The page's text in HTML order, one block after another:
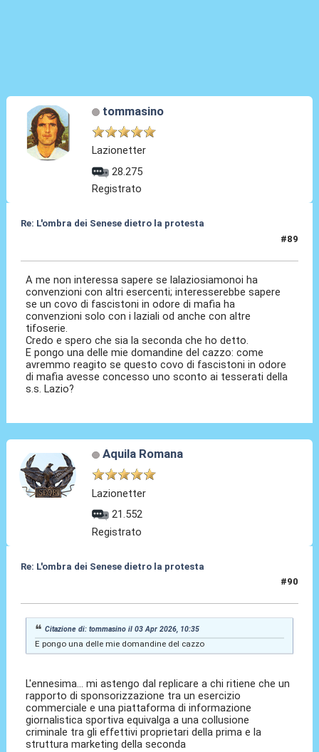
tommasino
Lazionetter
28.275
Registrato
Re: L'ombra dei Senese dietro la protesta
#89
A me non interessa sapere se lalaziosiamonoi ha
convenzioni con altri esercenti; interesserebbe sapere
se un covo di fascistoni in odore di mafia ha
convenzioni solo con i laziali od anche con altre
tifoserie.
Credo e spero che sia la seconda che ho detto.
E pongo una delle mie domandine del cazzo: come
avremmo reagito se questo covo di fascistoni in odore
di mafia avesse concesso uno sconto ai tesserati della
s.s. Lazio?
Aquila Romana
Lazionetter
21.552
Registrato
Re: L'ombra dei Senese dietro la protesta
#90
Citazione di: tommasino il 03 Apr 2026, 10:35
E pongo una delle mie domandine del cazzo
L'ennesima... mi astengo dal replicare a chi ritiene che un
rapporto di sponsorizzazione tra un esercizio
commerciale e una piattaforma di informazione
giornalistica sportiva equivalga a una collusione
criminale tra gli effettivi proprietari della prima e la
struttura marketing della seconda